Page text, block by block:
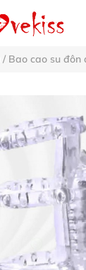
/ Bao cao su đôn